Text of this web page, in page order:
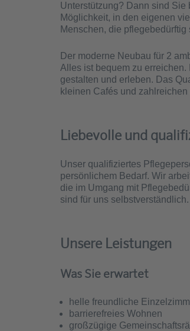
Unterstützung? Dann sind
Möglichkeit, in den eigenen
Menschen, die
Der moderne Neubau für 2
Alles ist bequem zu
gestalten und erleben. Das
kleinen Cafés und
Liebevolle und
Unser qualifiziertes
persönlichem Bedarf. Wir
die im Umgang mit
sind für uns selbstverständlich.
Unsere Leistungen
Was Sie erwartet
helle freundliche
barrierefreies Wohnen
großzügige